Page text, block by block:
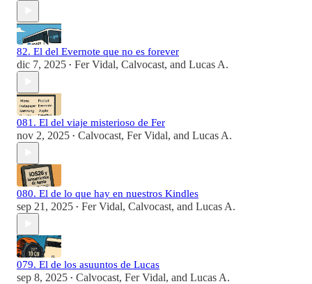
82. El del Evernote que no es forever
dic 7, 2025 • Fer Vidal, Calvocast, and Lucas A.
081. El del viaje misterioso de Fer
nov 2, 2025 • Calvocast, Fer Vidal, and Lucas A.
080. El de lo que hay en nuestros Kindles
sep 21, 2025 • Fer Vidal, Calvocast, and Lucas A.
079. El de los asuuntos de Lucas
sep 8, 2025 • Calvocast, Fer Vidal, and Lucas A.